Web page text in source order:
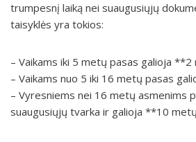
trumpesnį laiką nei suaugusiųjų
taisyklės yra tokios:
– Vaikams iki 5 metų pasas galioja
– Vaikams nuo 5 iki 16 metų pasas
– Vyresniems nei 16 metų asmenims
suaugusiųjų tvarka ir galioja **10